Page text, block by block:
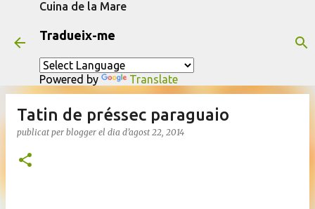
Cuina de la Mare
Tradueix-me
Powered by Translate
Tatin de préssec paraguaio
publicat per blogger el dia d’agost 22, 2014